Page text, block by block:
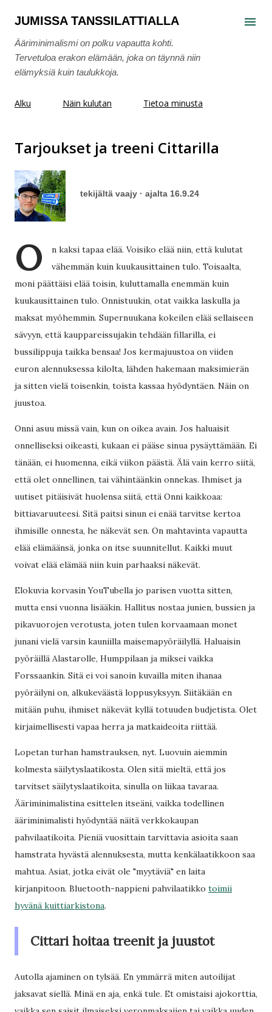
Siirry pääsisältöön
JUMISSA TANSSILATTIALLA
Ääriminimalismi on polku vapautta kohti.
Tervetuloa erakon elämään, joka on täynnä niin
elämyksiä kuin taulukkoja.
Alku Näin kulutan Tietoa minusta
Tarjoukset ja treeni Cittarilla
tekijältä vaajy ajalta 16.9.24
O
n kaksi tapaa elää. Voisiko elää niin, että kulutat
vähemmän kuin kuukausittainen tulo. Toisaalta,
moni päättäisi elää toisin, kuluttamalla enemmän kuin
kuukausittainen tulo. Onnistuukin, otat vaikka laskulla ja
maksat myöhemmin. Supernuukana kokeilen elää sellaiseen
sävyyn, että kauppareissujakin tehdään fillarilla, ei
bussilippuja taikka bensaa! Jos kermajuustoa on viiden
euron alennuksessa kilolta, lähden hakemaan maksimierän
ja sitten vielä toisenkin, toista kassaa hyödyntäen. Näin on
juustoa.
Onni asuu missä vain, kun on oikea avain. Jos haluaisit
onnelliseksi oikeasti, kukaan ei pääse sinua pysäyttämään. Ei
tänään, ei huomenna, eikä viikon päästä. Älä vain kerro siitä,
että olet onnellinen, tai vähintäänkin onnekas. Ihmiset ja
uutiset pitäisivät huolensa siitä, että Onni kaikkoaa:
bittiavaruuteesi. Sitä paitsi sinun ei enää tarvitse kertoa
ihmisille onnesta, he näkevät sen. On mahtavinta vapautta
elää elämäänsä, jonka on itse suunnitellut. Kaikki muut
voivat elää elämää niin kuin parhaaksi näkevät.
Elokuvia korvasin YouTubella jo parisen vuotta sitten,
mutta ensi vuonna lisääkin. Hallitus nostaa junien, bussien ja
pikavuorojen verotusta, joten tulen korvaamaan monet
junani vielä varsin kauniilla maisemapyöräilyllä. Haluaisin
pyöräillä Alastarolle, Humppilaan ja miksei vaikka
Forssaankin. Sitä ei voi sanoin kuvailla miten ihanaa
pyöräilyni on, alkukeväästä loppusyksyyn. Siitäkään en
mitään puhu, ihmiset näkevät kyllä totuuden budjetista. Olet
kirjaimellisesti vapaa herra ja matkaideoita riittää.
Lopetan turhan hamstrauksen, nyt. Luovuin aiemmin
kolmesta säilytyslaatikosta. Olen sitä mieltä, että jos
tarvitset säilytyslaatikoita, sinulla on liikaa tavaraa.
Ääriminimalistina esittelen itseäni, vaikka todellinen
ääriminimalisti hyödyntää näitä verkkokaupan
pahvilaatikoita. Pieniä vuosittain tarvittavia asioita saan
hamstrata hyvästä alennuksesta, mutta kenkälaatikkoon saa
mahtua. Asiat, jotka eivät ole "myytäviä" en laita
kirjanpitoon. Bluetooth-nappieni pahvilaatikko toimii
hyvänä kuittiarkistona.
Cittari hoitaa treenit ja juustot
Autolla ajaminen on tylsää. En ymmärrä miten autoilijat
jaksavat siellä. Minä en aja, enkä tule. Et omistaisi ajokorttia,